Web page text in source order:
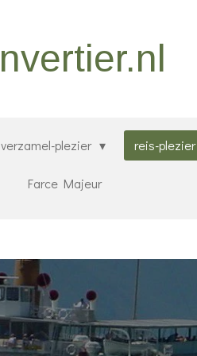
verzamel-plezier reis-plezier
Farce Majeur